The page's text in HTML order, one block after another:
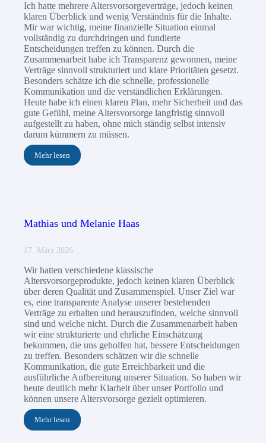
Ich hatte mehrere Altersvorsorgeverträge, jedoch keinen
klaren Überblick und wenig Verständnis für die Inhalte.
Mir war wichtig, meine finanzielle Situation einmal
vollständig zu durchdringen und fundierte
Entscheidungen treffen zu können. Durch die
Zusammenarbeit habe ich Transparenz gewonnen, meine
Verträge sinnvoll strukturiert und klare Prioritäten gesetzt.
Besonders schätze ich die schnelle, professionelle
Kommunikation und die verständlichen Erklärungen.
Heute habe ich einen klaren Plan, mehr Sicherheit und das
gute Gefühl, meine Altersvorsorge langfristig sinnvoll
aufgestellt zu haben, ohne mich ständig selbst intensiv
darum kümmern zu müssen.
Mehr lesen
Mathias und Melanie Haas
17. März 2026
Wir hatten verschiedene klassische
Altersvorsorgeprodukte, jedoch keinen klaren Überblick
über deren Qualität und Zusammenspiel. Unser Ziel war
es, eine transparente Analyse unserer bestehenden
Verträge zu erhalten und herauszufinden, welche sinnvoll
sind und welche nicht. Durch die Zusammenarbeit haben
wir eine strukturierte und ehrliche Einschätzung
bekommen, die uns geholfen hat, bessere Entscheidungen
zu treffen. Besonders schätzen wir die schnelle
Kommunikation, die gute Erreichbarkeit und die
ausführliche Aufbereitung unserer Situation. So haben wir
heute deutlich mehr Klarheit über unser Portfolio und
können unsere Altersvorsorge gezielt optimieren.
Mehr lesen